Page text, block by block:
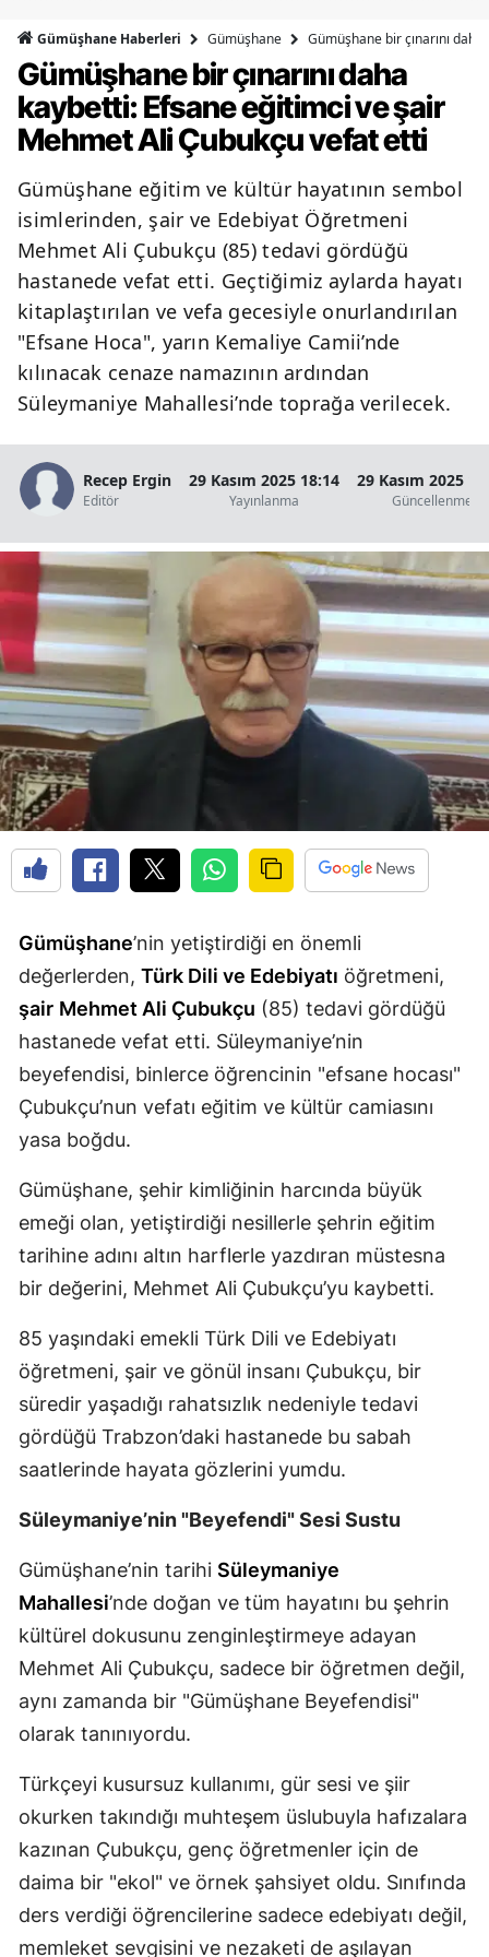
Bingöl
Bitlis
Bolu
Burdur
Bursa
Çanakkale
Çankırı
Çorum
Diyarbakır
Elazığ
Erzincan
Erzurum
Eskişehir
Gaziantep
Gümüşhane
Hakkari
Isparta
Mersin
İstanbul
İzmir
Kastamonu
Kayseri
Kırklareli
Kocaeli
Konya
Kütahya
Kahramanmaraş
Mardin
Muğla
Niğde
Ordu
Rize
Sakarya
Gümüşhane Haberleri Gümüşhane Gümüşhane bir çınarını
Gümüşhane bir çınarını daha
kaybetti: Efsane eğitimci ve şair
Mehmet Ali Çubukçu vefat etti
Gümüşhane eğitim ve kültür hayatının sembol
isimlerinden, şair ve Edebiyat Öğretmeni
Mehmet Ali Çubukçu (85) tedavi gördüğü
hastanede vefat etti. Geçtiğimiz aylarda hayatı
kitaplaştırılan ve vefa gecesiyle onurlandırılan
"Efsane Hoca", yarın Kemaliye Camii’nde
kılınacak cenaze namazının ardından
Süleymaniye Mahallesi’nde toprağa verilecek.
Recep Ergin
Editör
29 Kasım 2025 18:14
Yayınlanma
29 Kasım 2025
Güncellenme
Gümüşhane’nin yetiştirdiği en önemli
değerlerden, Türk Dili ve Edebiyatı öğretmeni,
şair Mehmet Ali Çubukçu (85) tedavi gördüğü
hastanede vefat etti. Süleymaniye’nin
beyefendisi, binlerce öğrencinin "efsane hocası"
Çubukçu’nun vefatı eğitim ve kültür camiasını
yasa boğdu.
Gümüşhane, şehir kimliğinin harcında büyük
emeği olan, yetiştirdiği nesillerle şehrin eğitim
tarihine adını altın harflerle yazdıran müstesna
bir değerini, Mehmet Ali Çubukçu’yu kaybetti.
85 yaşındaki emekli Türk Dili ve Edebiyatı
öğretmeni, şair ve gönül insanı Çubukçu, bir
süredir yaşadığı rahatsızlık nedeniyle tedavi
gördüğü Trabzon’daki hastanede bu sabah
saatlerinde hayata gözlerini yumdu.
Süleymaniye’nin "Beyefendi" Sesi Sustu
Gümüşhane’nin tarihi Süleymaniye
Mahallesi’nde doğan ve tüm hayatını bu şehrin
kültürel dokusunu zenginleştirmeye adayan
Mehmet Ali Çubukçu, sadece bir öğretmen değil,
aynı zamanda bir "Gümüşhane Beyefendisi"
olarak tanınıyordu.
Türkçeyi kusursuz kullanımı, gür sesi ve şiir
okurken takındığı muhteşem üslubuyla hafızalara
kazınan Çubukçu, genç öğretmenler için de
daima bir "ekol" ve örnek şahsiyet oldu. Sınıfında
ders verdiği öğrencilerine sadece edebiyatı değil,
memleket sevgisini ve nezaketi de aşılayan